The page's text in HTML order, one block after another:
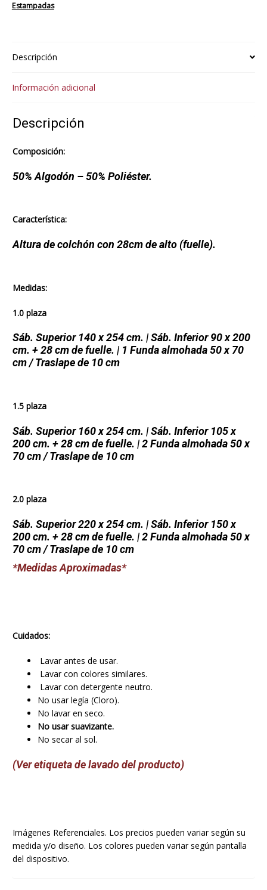
Estampadas
Descripción
Información adicional
Descripción
Composición:
50% Algodón – 50% Poliéster.
Característica:
Altura de colchón con 28cm de alto (fuelle).
Medidas:
1.0 plaza
Sáb. Superior 140 x 254 cm. | Sáb. Inferior 90 x 200
cm. + 28 cm de fuelle. | 1 Funda almohada 50 x 70
cm / Traslape de 10 cm
1.5 plaza
Sáb. Superior 160 x 254 cm. | Sáb. Inferior 105 x
200 cm. + 28 cm de fuelle. | 2 Funda almohada 50 x
70 cm / Traslape de 10 cm
2.0 plaza
Sáb. Superior 220 x 254 cm. | Sáb. Inferior 150 x
200 cm. + 28 cm de fuelle. | 2 Funda almohada 50 x
70 cm / Traslape de 10 cm
*Medidas Aproximadas*
Cuidados:
Lavar antes de usar.
Lavar con colores similares.
Lavar con detergente neutro.
No usar legía (Cloro).
No lavar en seco.
No usar suavizante.
No secar al sol.
(Ver etiqueta de lavado del producto)
Imágenes Referenciales. Los precios pueden variar según su
medida y/o diseño. Los colores pueden variar según pantalla
del dispositivo.